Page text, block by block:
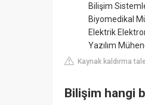
Bilişim
Biyomedikal
Elektrik
Yazılım
Kaynak kaldırma
Bilişim hangi